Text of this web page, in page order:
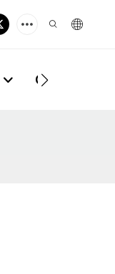
Contacto